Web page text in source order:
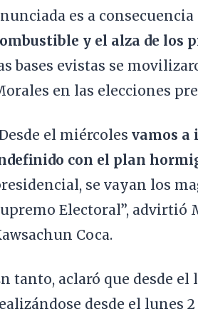
es a consecuencia
y el alza de los
bases evistas se
en las elecciones
el miércoles vamos a
con el plan
se vayan los
Electoral”, advirtió
Coca.
tanto, aclaró que desde
desde el lunes